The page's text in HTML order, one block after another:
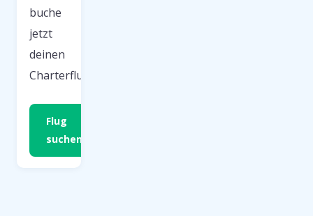
buche
jetzt
deinen
Charterflug.
Flug
suchen